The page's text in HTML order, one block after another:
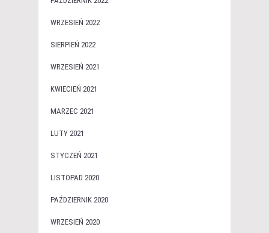
WRZESIEŃ 2022
SIERPIEŃ 2022
WRZESIEŃ 2021
KWIECIEŃ 2021
MARZEC 2021
LUTY 2021
STYCZEŃ 2021
LISTOPAD 2020
PAŹDZIERNIK 2020
WRZESIEŃ 2020